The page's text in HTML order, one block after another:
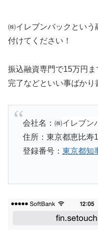
㈱イレブンバックという
付けてください！
振込融資専門で15万円
完了などといい事ばかり
会社名：㈱イレブン
住所：東京都恵比寿
登録番号： 東京都知